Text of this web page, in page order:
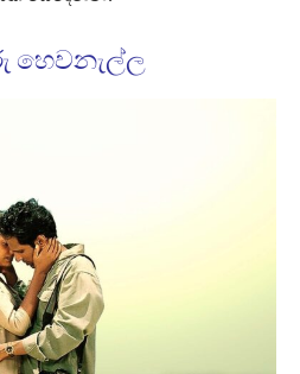
හෙවනැල්ල